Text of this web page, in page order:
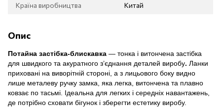
Країна виробництва Китай
Опис
Потайна застібка-блискавка — тонка і витончена застібка
для швидкого та акуратного з’єднання деталей виробу. Ланки
приховані на виворітній стороні, а з лицьового боку видно
лише металеву ручку замка , яка легка, витончена та плавно
ковзає по тасьмі. Ідеальна для легких і середніх навантажень,
де потрібно сховати бігунок і зберегти естетику виробу.